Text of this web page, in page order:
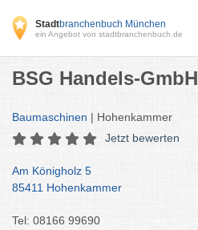
Stadtbranchenbuch München
ein Angebot von stadtbranchenbuch.de
BSG Handels-GmbH
Baumaschinen | Hohenkammer
Jetzt bewerten
Am Königholz 5
85411 Hohenkammer
Tel: 08166 99690